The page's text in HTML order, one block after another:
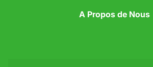
A Propos de Nous